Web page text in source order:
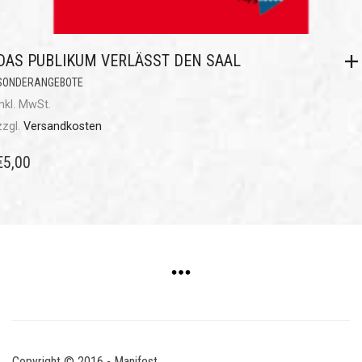
PUBLIKUM VERLÄSST DEN SAAL
MwSt.
Versandkosten
5,00